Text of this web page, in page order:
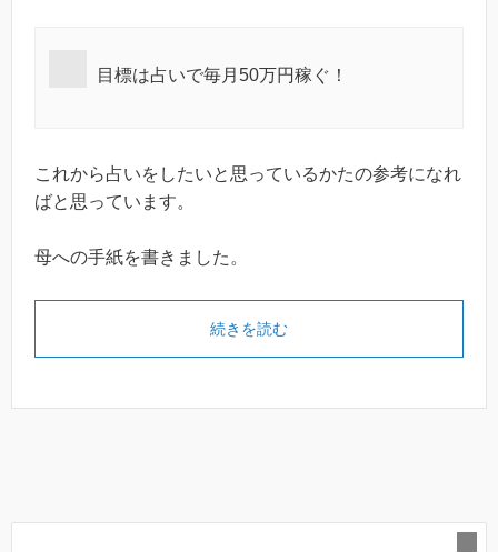
目標は占いで毎月50万円稼ぐ！
これから占いをしたいと思っているかたの参考になれ
ばと思っています。
母への手紙を書きました。
続きを読む